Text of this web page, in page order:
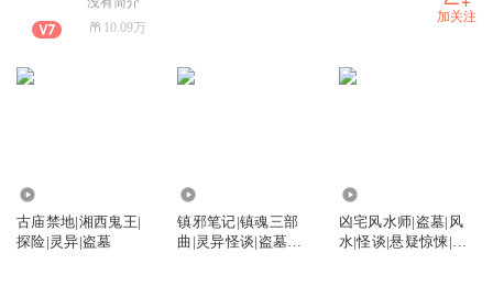
10.09万
加关注
古庙禁地|湘西鬼王|
探险|灵异|盗墓
镇邪笔记|镇魂三部
曲|灵异怪谈|盗墓探
凶宅风水师|盗墓|风
水|怪谈|悬疑惊悚|多